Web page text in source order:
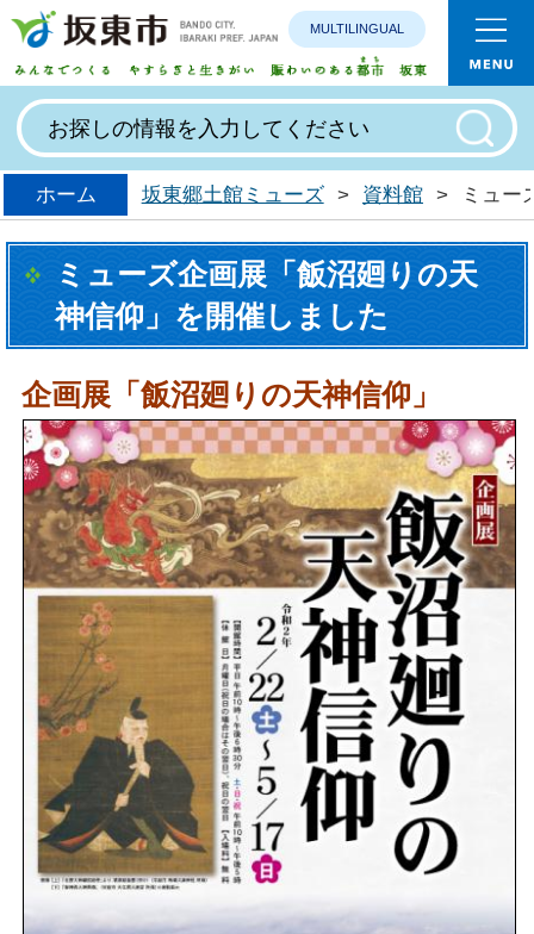
みんなで
MULTILINGUAL
ホーム 坂東郷土館ミューズ > 資料館 > ミュー
ミューズ企画展「飯沼廻りの天
神信仰」を開催しました
企画展「飯沼廻りの天神信仰」